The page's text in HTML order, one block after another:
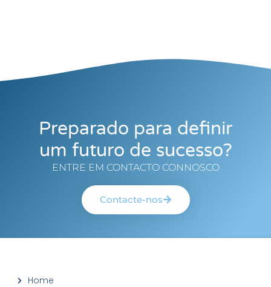
Preparado para definir
um futuro de sucesso?
ENTRE EM CONTACTO CONNOSCO
Contacte-nos
Home